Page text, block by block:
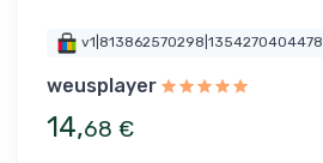
v1|813862570298|1354270404478
weusplayer
14,68 €